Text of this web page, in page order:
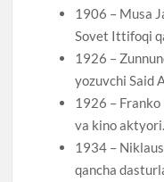
1906 – Musa
Sovet Ittifoqi
1926 –
yozuvchi Said
1926 –
va kino aktyori.
1934 –
qancha